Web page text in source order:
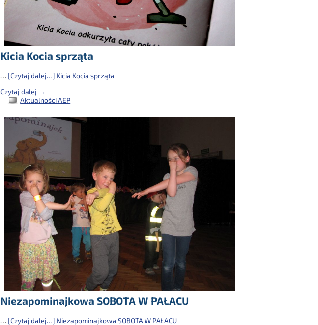
Kicia Kocia sprząta
… [Czytaj dalej…] Kicia Kocia sprząta
Czytaj dalej →
Aktualności AEP
Niezapominajkowa SOBOTA W PAŁACU
… [Czytaj dalej…] Niezapominajkowa SOBOTA W PAŁACU